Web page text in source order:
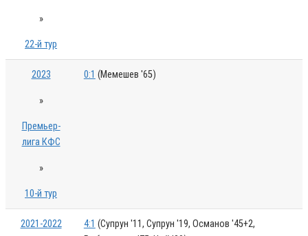
»
22-й тур
2023
»
Премьер-
лига КФС
»
10-й тур
0:1 (Мемешев '65)
2021-2022 4:1 (Супрун '11, Супрун '19, Османов '45+2,